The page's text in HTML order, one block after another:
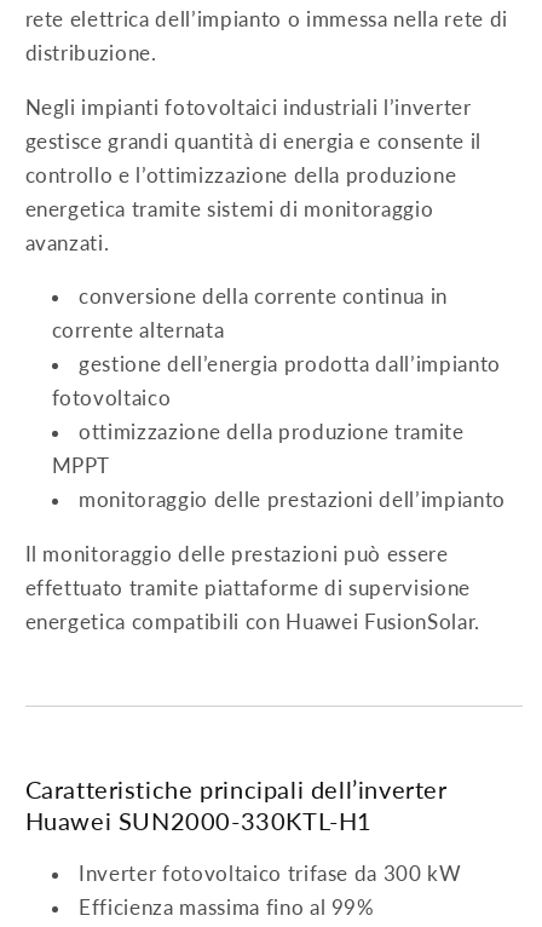
rete elettrica dell’impianto o immessa nella rete di
distribuzione.
Negli impianti fotovoltaici industriali l’inverter
gestisce grandi quantità di energia e consente il
controllo e l’ottimizzazione della produzione
energetica tramite sistemi di monitoraggio
avanzati.
conversione della corrente continua in
corrente alternata
gestione dell’energia prodotta dall’impianto
fotovoltaico
ottimizzazione della produzione tramite
MPPT
monitoraggio delle prestazioni dell’impianto
Il monitoraggio delle prestazioni può essere
effettuato tramite piattaforme di supervisione
energetica compatibili con Huawei FusionSolar.
Caratteristiche principali dell’inverter
Huawei SUN2000-330KTL-H1
Inverter fotovoltaico trifase da 300 kW
Efficienza massima fino al 99%